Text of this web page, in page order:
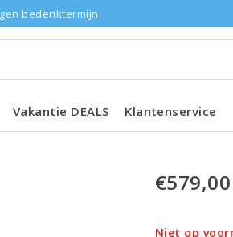
bedenktermijn
Vakantie DEALS Klantenservice
€579,00
Niet op